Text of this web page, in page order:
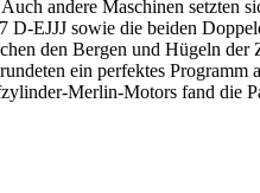
andere Maschinen setzten
D-EJJJ sowie die beiden
den Bergen und Hügeln der
ein perfektes Programm
Merlin-Motors fand die